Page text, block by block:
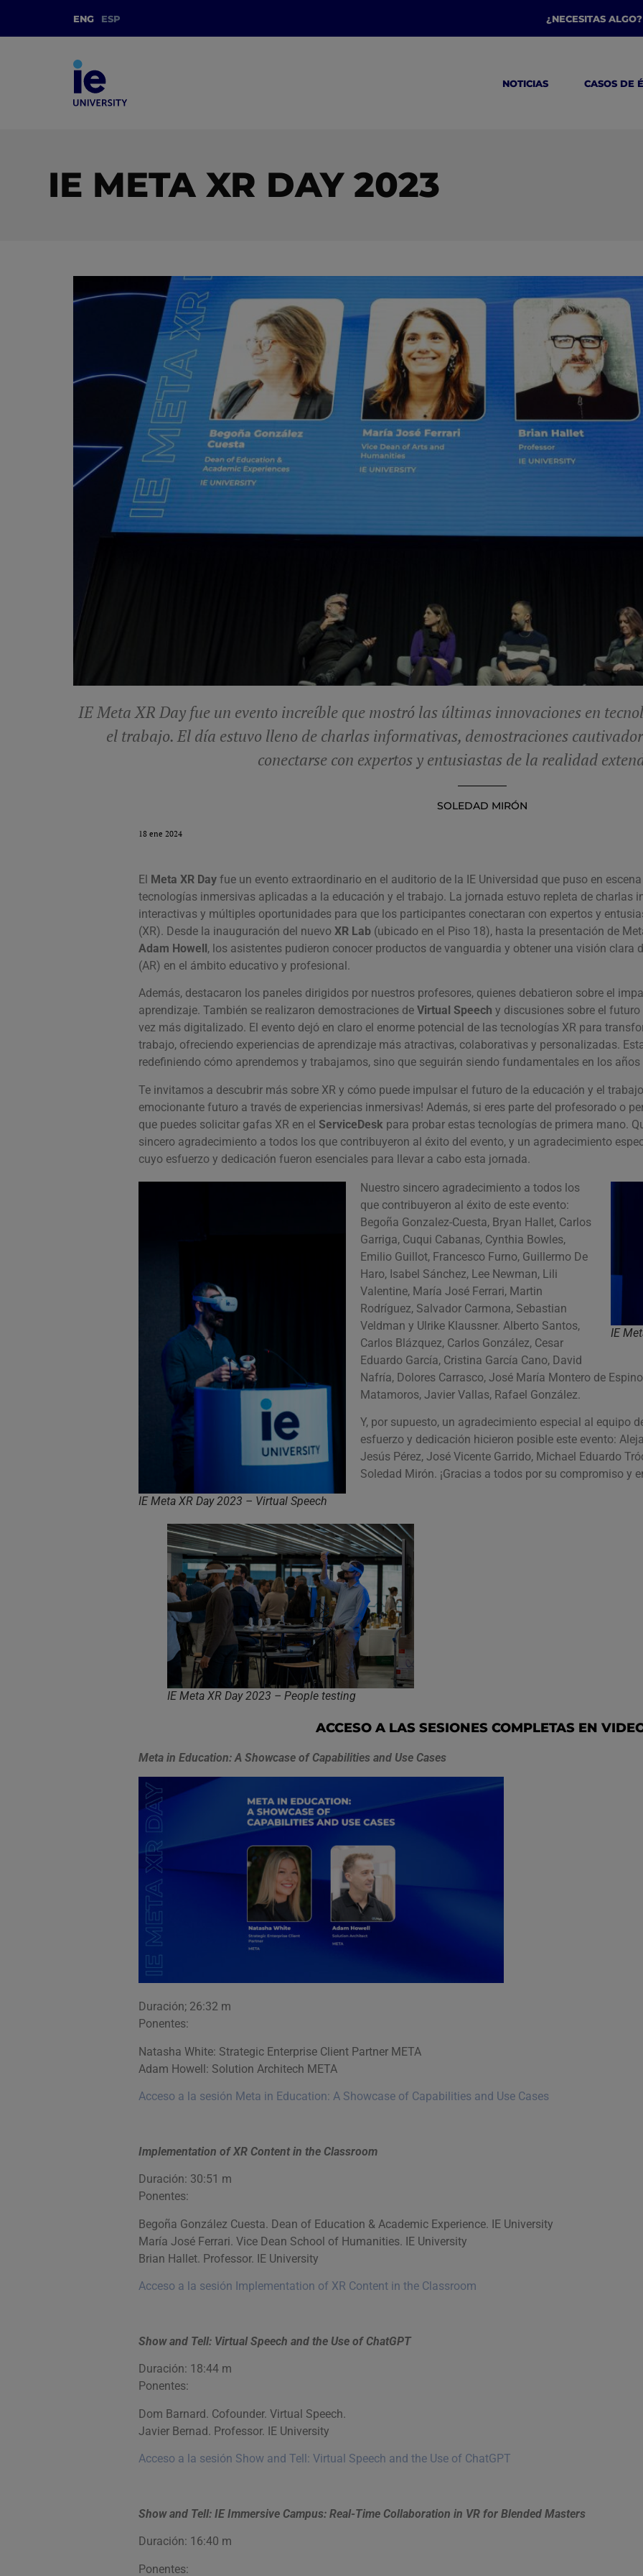
ENG ESP ¿NECESITAS ALGO?
NOTICIAS CASOS DE
IE META XR DAY 2023
IE Meta XR Day fue un evento increíble que mostró las últimas innovaciones en
el trabajo. El día estuvo lleno de charlas informativas, demostraciones
conectarse con expertos y entusiastas de la realidad
SOLEDAD MIRÓN
18 ene 2024
El Meta XR Day fue un evento extraordinario en el auditorio de la IE Universidad que puso en
tecnologías inmersivas aplicadas a la educación y el trabajo. La jornada estuvo repleta de charlas
interactivas y múltiples oportunidades para que los participantes conectaran con expertos y
(XR). Desde la inauguración del nuevoXR Lab (ubicado en el Piso 18), hasta la presentación de
Adam Howell, los asistentes pudieron conocer productos de vanguardia y obtener una visión clara
(AR) en el ámbito educativo y profesional.
Además, destacaron los paneles dirigidos por nuestros profesores, quienes debatieron sobre el
aprendizaje. También se realizaron demostraciones deVirtual Speech y discusiones sobre el
vez más digitalizado. El evento dejó en claro el enorme potencial de las tecnologías XR para
trabajo, ofreciendo experiencias de aprendizaje más atractivas, colaborativas y personalizadas.
redefiniendo cómo aprendemos y trabajamos, sino que seguirán siendo fundamentales en los años
Te invitamos a descubrir más sobre XR y cómo puede impulsar el futuro de la educación y el
emocionante futuro a través de experiencias inmersivas! Además, si eres parte del profesorado o
que puedes solicitar gafas XR en elServiceDesk para probar estas tecnologías de primera mano.
sincero agradecimiento a todos los que contribuyeron al éxito del evento, y un agradecimiento
cuyo esfuerzo y dedicación fueron esenciales para llevar a cabo esta jornada.
IE
IE Meta XR Day 2023 – Virtual Speech
Nuestro sincero agradecimiento a todos los
que contribuyeron al éxito de este evento:
Begoña Gonzalez-Cuesta, Bryan Hallet, Carlos
Garriga, Cuqui Cabanas, Cynthia Bowles,
Emilio Guillot, Francesco Furno, Guillermo De
Haro, Isabel Sánchez, Lee Newman, Lili
Valentine, María José Ferrari, Martin
Rodríguez, Salvador Carmona, Sebastian
Veldman y Ulrike Klaussner. Alberto Santos,
Carlos Blázquez, Carlos González, Cesar
Eduardo García, Cristina García Cano, David
Nafría, Dolores Carrasco, José María Montero de
Matamoros, Javier Vallas, Rafael González.
Y, por supuesto, un agradecimiento especial al equipo
esfuerzo y dedicación hicieron posible este evento:
Jesús Pérez, José Vicente Garrido, Michael Eduardo
Soledad Mirón. ¡Gracias a todos por su compromiso y
IE Meta XR Day 2023 – People testing
ACCESO A LAS SESIONES COMPLETAS EN
Meta in Education: A Showcase of Capabilities and Use Cases
Duración; 26:32 m
Ponentes:
Natasha White: Strategic Enterprise Client Partner META
Adam Howell: Solution Architech META
Acceso a la sesión Meta in Education: A Showcase of Capabilities and Use Cases
Implementation of XR Content in the Classroom
Duración: 30:51 m
Ponentes:
Begoña González Cuesta. Dean of Education & Academic Experience. IE University
María José Ferrari. Vice Dean School of Humanities. IE University
Brian Hallet. Professor. IE University
Acceso a la sesión Implementation of XR Content in the Classroom
Show and Tell: Virtual Speech and the Use of ChatGPT
Duración: 18:44 m
Ponentes:
Dom Barnard. Cofounder. Virtual Speech.
Javier Bernad. Professor. IE University
Acceso a la sesión Show and Tell: Virtual Speech and the Use of ChatGPT
Show and Tell: IE Immersive Campus: Real-Time Collaboration in VR for Blended Masters
Duración: 16:40 m
Ponentes: